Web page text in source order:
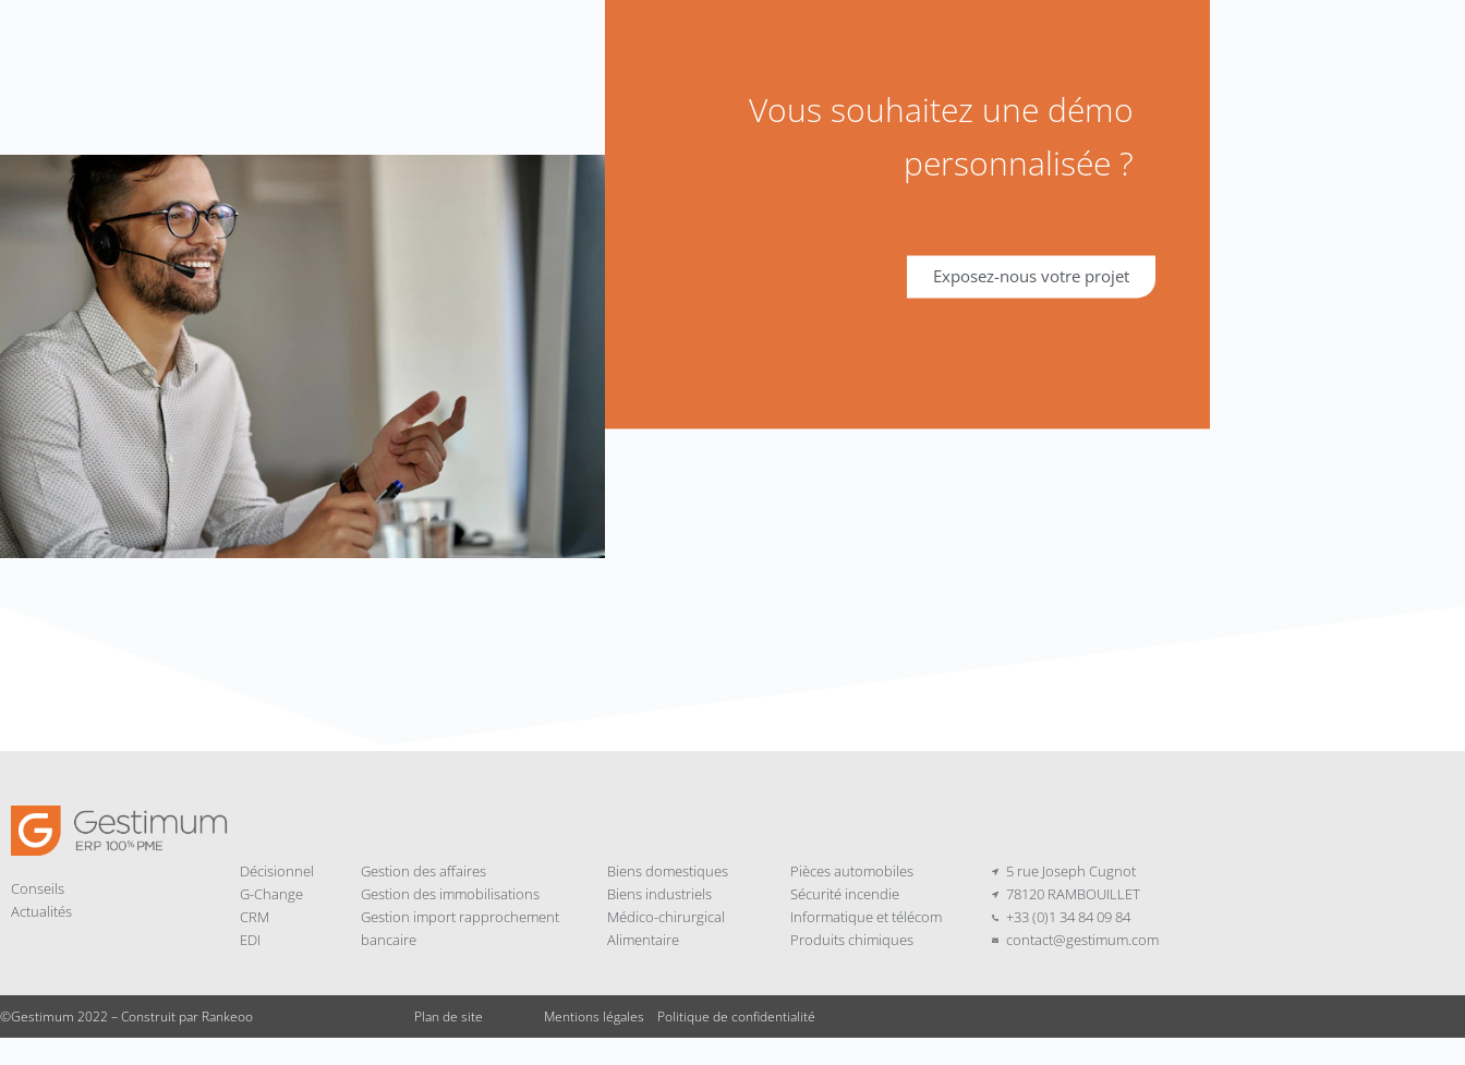
Vous souhaitez une démo
personnalisée ?
Exposez-nous votre projet
Conseils
Actualités
Décisionnel
G-Change
CRM
EDI
Gestion des affaires
Gestion des immobilisations
Gestion import rapprochement
bancaire
Biens domestiques
Biens industriels
Médico-chirurgical
Alimentaire
Pièces automobiles
Sécurité incendie
Informatique et télécom
Produits chimiques
5 rue Joseph Cugnot
78120 RAMBOUILLET
+33 (0)1 34 84 09 84
contact@gestimum.com
©Gestimum 2022 – Construit par Rankeoo Plan de site Mentions légales Politique de confidentialité